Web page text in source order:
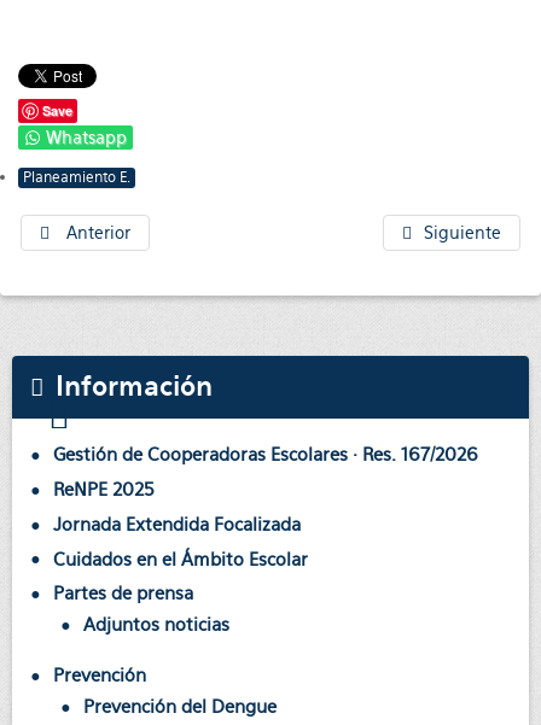
Save
Whatsapp
Planeamiento E.
Anterior Siguiente
Información
Gestión de Cooperadoras Escolares · Res. 167/2026
ReNPE 2025
Jornada Extendida Focalizada
Cuidados en el Ámbito Escolar
Partes de prensa
Adjuntos noticias
Prevención
Prevención del Dengue